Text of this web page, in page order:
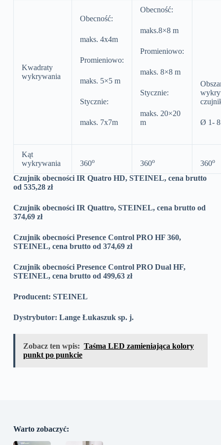
Kwadraty
wykrywania
Obecność:
maks. 4x4m
Promieniowo:
maks. 5×5 m
Stycznie:
maks. 7x7m
Obecność:
maks.8×8 m
Promieniowo:
maks. 8×8 m
Stycznie:
maks. 20×20
m
Ø 1-
Kąt
wykrywania
360o 360o 360o
Czujnik obecności IR Quatro HD, STEINEL, cena brutto
od 535,28 zł
Czujnik obecności IR Quattro, STEINEL, cena brutto od
374,69 zł
Czujnik obecności Presence Control PRO HF 360,
STEINEL, cena brutto od 374,69 zł
Czujnik obecności Presence Control PRO Dual HF,
STEINEL, cena brutto od 499,63 zł
Producent: STEINEL
Dystrybutor: Lange Łukaszuk sp. j.
Zobacz ten wpis: Taśma LED zamieniająca kolory
punkt po punkcie
Warto zobaczyć: